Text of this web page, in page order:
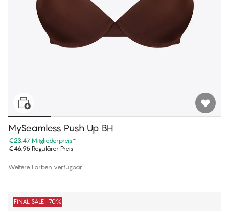
MySeamless Push Up BH
€23.47 Mitgliederpreis*
€46.95 Regulärer Preis
Weitere Farben verfügbar
FINAL SALE -70%